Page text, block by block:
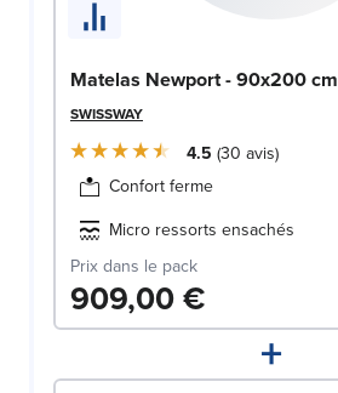
Matelas Newport - 90x200 cm
SWISSWAY
4.5 30 avis
Confort ferme
Micro ressorts ensachés
Prix dans le pack
909,00 €
+